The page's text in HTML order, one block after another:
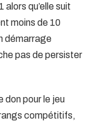
qu’elle suit
moins de 10
démarrage
pas de persister
don pour le jeu
compétitifs,